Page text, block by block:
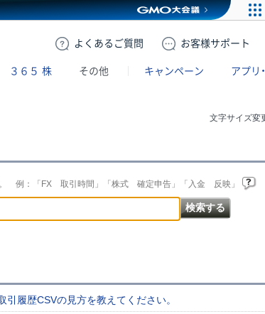
よくある ご質問 お客様サポート
３６５ 株 その他 キャンペーン アプリ
文字サイズ変
。 例：「FX 取引時間」「株式 確定申告」「入金 反映」
引履歴CSVの見方を教えてください。